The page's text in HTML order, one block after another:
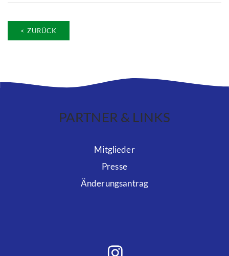
< ZURÜCK
PARTNER & LINKS
Mitglieder
Presse
Änderungsantrag